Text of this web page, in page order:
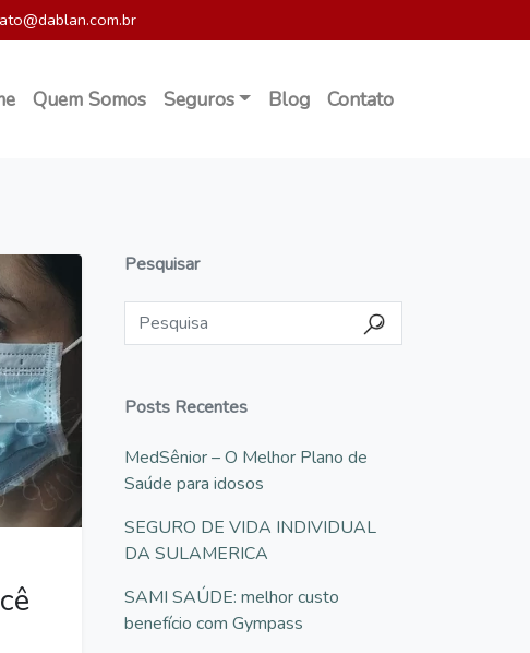
Quem Somos Seguros Blog Contato
Pesquisar
Posts Recentes
MedSênior – O Melhor Plano de
Saúde para idosos
SEGURO DE VIDA INDIVIDUAL
DA SULAMERICA
SAMI SAÚDE: melhor custo
benefício com Gympass